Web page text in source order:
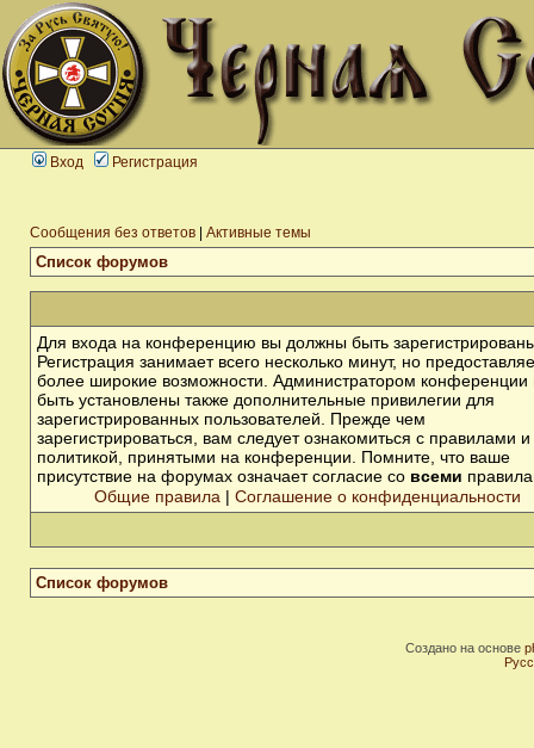
Вход Регистрация
Сообщения без ответов Активные темы
Список форумов
Для входа на конференцию вы должны быть
Регистрация занимает всего несколько минут, но
более широкие возможности. Администратором конференции
быть установлены также дополнительные привилегии для
зарегистрированных пользователей. Прежде чем
зарегистрироваться, вам следует ознакомиться с правилами и
политикой, принятыми на конференции. Помните, что ваше
присутствие на форумах означает согласие со всеми
Общие правила | Соглашение о конфиденциальности
Список форумов
Создано на основе